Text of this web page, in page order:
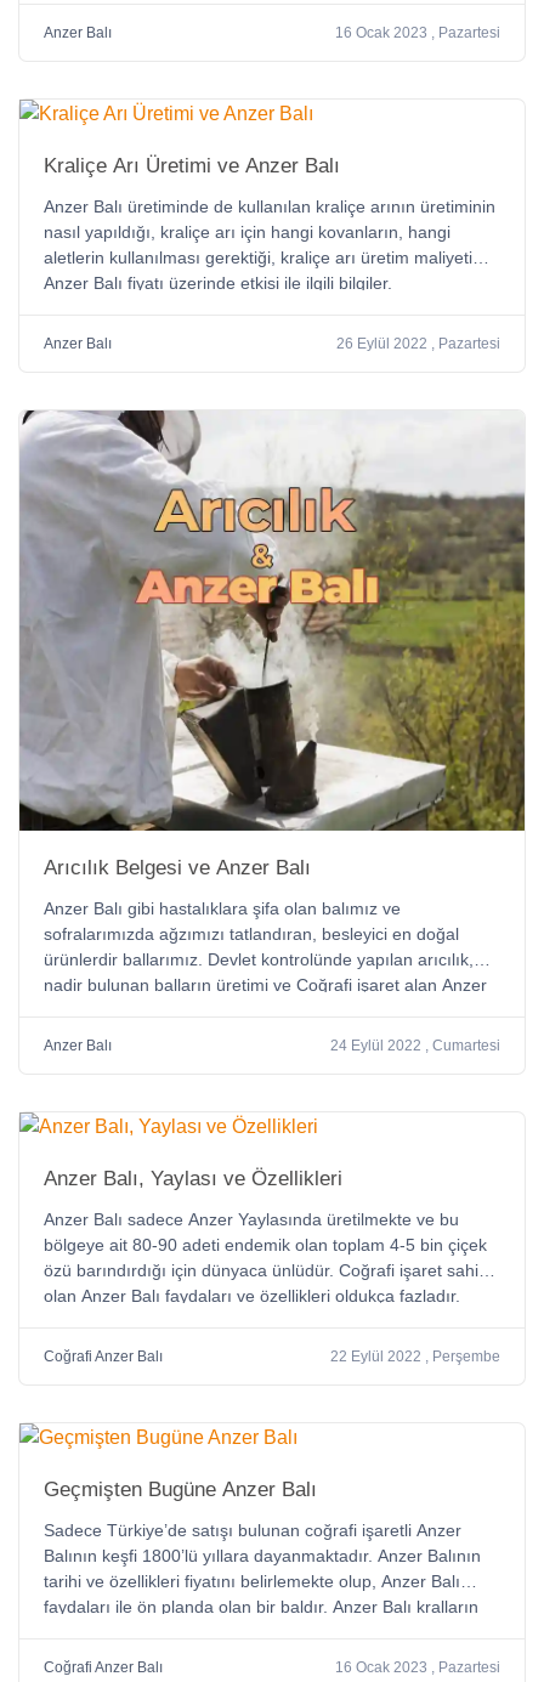
Anzer Balı 16 Ocak 2023 , Pazartesi
Kraliçe Arı Üretimi ve Anzer Balı
Anzer Balı üretiminde de kullanılan kraliçe arının üretiminin
nasıl yapıldığı, kraliçe arı için hangi kovanların, hangi
aletlerin kullanılması gerektiği, kraliçe arı üretim maliyetinin
Anzer Balı fiyatı üzerinde etkisi ile ilgili bilgiler.
Anzer Balı 26 Eylül 2022 , Pazartesi
Arıcılık Belgesi ve Anzer Balı
Anzer Balı gibi hastalıklara şifa olan balımız ve
sofralarımızda ağzımızı tatlandıran, besleyici en doğal
ürünlerdir ballarımız. Devlet kontrolünde yapılan arıcılık,
nadir bulunan balların üretimi ve Coğrafi işaret alan Anzer
Anzer Balı 24 Eylül 2022 , Cumartesi
Anzer Balı, Yaylası ve Özellikleri
Anzer Balı sadece Anzer Yaylasında üretilmekte ve bu
bölgeye ait 80-90 adeti endemik olan toplam 4-5 bin çiçek
özü barındırdığı için dünyaca ünlüdür. Coğrafi işaret sahibi
olan Anzer Balı faydaları ve özellikleri oldukça fazladır.
Coğrafi Anzer Balı 22 Eylül 2022 , Perşembe
Geçmişten Bugüne Anzer Balı
Sadece Türkiye’de satışı bulunan coğrafi işaretli Anzer
Balının keşfi 1800’lü yıllara dayanmaktadır. Anzer Balının
tarihi ve özellikleri fiyatını belirlemekte olup, Anzer Balı
faydaları ile ön planda olan bir baldır. Anzer Balı kralların
Coğrafi Anzer Balı 16 Ocak 2023 , Pazartesi